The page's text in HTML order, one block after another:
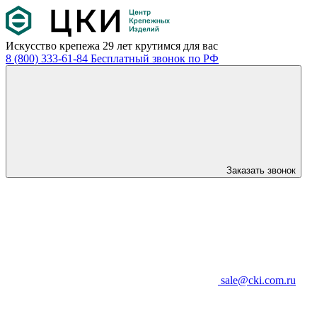
Искусство крепежа 29 лет крутимся для вас
8 (800) 333-61-84 Бесплатный звонок по РФ
Заказать звонок
sale@cki.com.ru